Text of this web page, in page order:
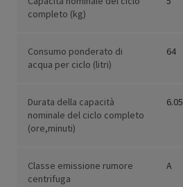
completo (kg)
Consumo ponderato di
acqua per ciclo (litri)
64
Durata della capacità
nominale del ciclo completo
(ore,minuti)
6.05
Classe emissione rumore
centrifuga
A